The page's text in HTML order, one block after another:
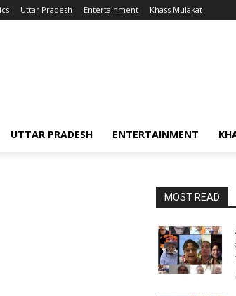
Uttar Pradesh Entertainment Khass Mulakat
UTTAR PRADESH ENTERTAINMENT
MOST READ